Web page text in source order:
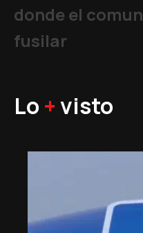
donde el
fusilar
Lo +visto